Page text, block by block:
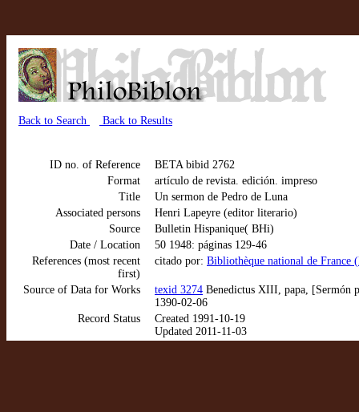
Back to Search Back to Results
ID no. of Reference
BETA bibid 2762
Format
artículo de revista. edición. impreso
Title
Un sermon de Pedro de Luna
Associated persons
Henri Lapeyre (editor literario)
Source
Bulletin Hispanique( BHi)
Date / Location
50 1948: páginas 129-46
References (most recent
first)
citado por: Bibliothèque national de France
Source of Data for Works texid 3274 Benedictus XIII, papa, [Sermón
1390-02-06
Record Status
Created 1991-10-19
Updated 2011-11-03